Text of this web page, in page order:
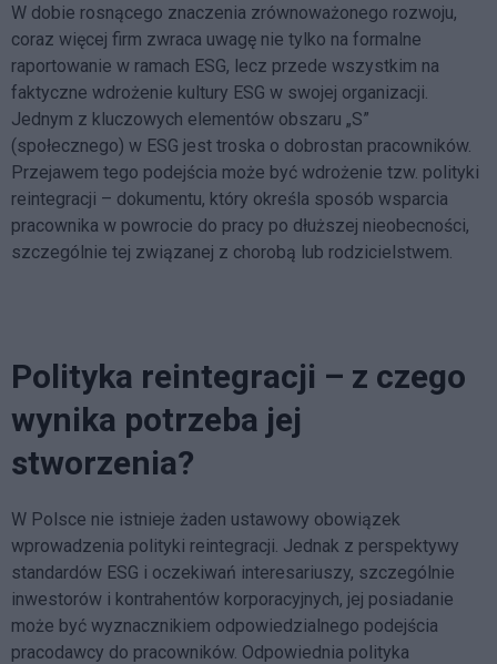
W dobie rosnącego znaczenia zrównoważonego rozwoju,
coraz więcej firm zwraca uwagę nie tylko na formalne
raportowanie w ramach ESG, lecz przede wszystkim na
faktyczne wdrożenie kultury ESG w swojej organizacji.
Jednym z kluczowych elementów obszaru „S”
(społecznego) w ESG jest troska o dobrostan pracowników.
Przejawem tego podejścia może być wdrożenie tzw. polityki
reintegracji – dokumentu, który określa sposób wsparcia
pracownika w powrocie do pracy po dłuższej nieobecności,
szczególnie tej związanej z chorobą lub rodzicielstwem.
Polityka reintegracji – z czego
wynika potrzeba jej
stworzenia?
W Polsce nie istnieje żaden ustawowy obowiązek
wprowadzenia polityki reintegracji. Jednak z perspektywy
standardów ESG i oczekiwań interesariuszy, szczególnie
inwestorów i kontrahentów korporacyjnych, jej posiadanie
może być wyznacznikiem odpowiedzialnego podejścia
pracodawcy do pracowników. Odpowiednia polityka